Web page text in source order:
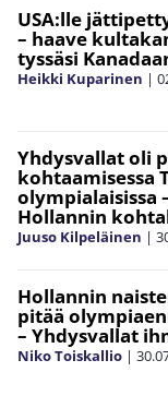
USA:lle
– haave
tyssäsi
Heikki Kuparinen |
Yhdysvallat oli
kohtaamisessa
Hollannin
Juuso Kilpeläinen |
Hollannin
pitää
– Yhdysvallat
Niko Toiskallio |